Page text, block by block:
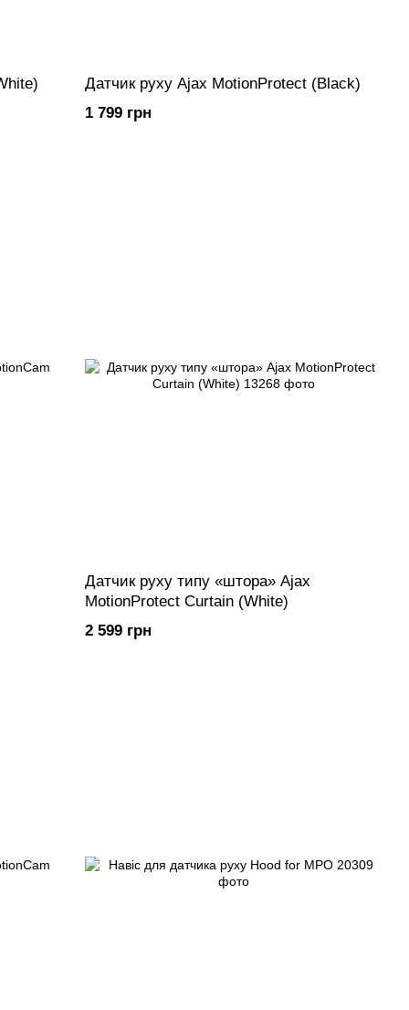
Датчик руху Ajax MotionProtect (Black)
1 799 грн
Датчик руху типу «штора» Ajax
MotionProtect Curtain (White)
2 599 грн